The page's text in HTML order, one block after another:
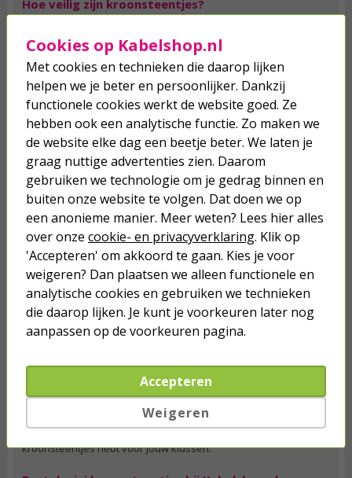
Hoe veilig zijn kroonsteentjes?
stroomdraden. Omdat de blokjes goed geïsoleerd zijn hoef je je
geen zorgen te maken over de veiligheid. Bovendien zijn de
blokjes speciaal gemaakt voor een stroomspanning van 230
volt, de spanning die uit een normaal stopcontact komt. En als je
iets wil veranderen of corrigeren, dan draai je gemakkelijk het
schroefje van de kroonsteen los. De kroonsteentjes zijn
uiteraard alleen veilig mits je ze correct gebruikt. Plaats dus altijd
maar één draadje per gaatje, en zorg ervoor dat er na het
plaatsen geen koperdraad meer te zien is. Draai bovendien de
schroefjes altijd stevig dicht en verbind de goede kleuren
stroomdraden met elkaar.
Welke verschillende soorten kroonsteentjes zijn er?
Bij Kabelshop.nl hebben wij kroonsteentjes met verschillende
maten en hoeveelheden in ons assortiment. Zo verkopen wij
strips met blokjes voor draden van 2.5 mm², maar ook
kroonstenen die zijn geschikt voor draden van 10 mm². Als jij aan
de slag gaat met dikke stroomdraden, heb je uiteraard ook
grotere kroonstenen nodig. Met deze grote kroonstenen kun je
eenvoudig en veilig draden tot 10 mm² met elkaar verbinden.
Daarnaast hebben wij 6 polige en 12 polige artikelen, zodat je
bovendien makkelijk gesplitst worden door een scherp mes te
gebruiken. Zo kun je van een strip van 12 kroonstenen
bijvoorbeeld zes tweepolige of vier driepolige kroonsteentjes
snijden. Bovendien kun je bij Kabelshop.nl kiezen tussen 1, 4 of
10 stuks van de strips, zodat je zeker weet dat je genoeg
kroonsteentjes hebt voor jouw klussen.
Cookies op Kabelshop.nl
Met cookies en technieken die daarop lijken
helpen we je beter en persoonlijker. Dankzij
functionele cookies werkt de website goed. Ze
hebben ook een analytische functie. Zo maken we
de website elke dag een beetje beter. We laten je
graag nuttige advertenties zien. Daarom
gebruiken we technologie om je gedrag binnen en
buiten onze website te volgen. Dat doen we op
een anonieme manier. Meer weten? Lees hier alles
over onze cookie- en privacyverklaring. Klik op
'Accepteren' om akkoord te gaan. Kies je voor
weigeren? Dan plaatsen we alleen functionele en
analytische cookies en gebruiken we technieken
die daarop lijken. Je kunt je voorkeuren later nog
aanpassen op de voorkeuren pagina.
Accepteren
Weigeren